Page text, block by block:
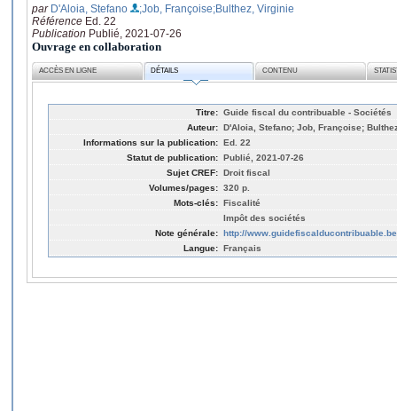
par D'Aloia, Stefano ;Job, Françoise;Bulthez, Virginie
Référence Ed. 22
Publication Publié, 2021-07-26
Ouvrage en collaboration
ACCÈS EN LIGNE DÉTAILS CONTENU
Titre: Guide fiscal du contribuable - Sociétés
Auteur: D'Aloia, Stefano; Job, Françoise;
Informations sur la publication: Ed. 22
Statut de publication: Publié, 2021-07-26
Sujet CREF: Droit fiscal
Volumes/pages: 320 p.
Mots-clés: Fiscalité
Impôt des sociétés
Note générale: http://
Langue: Français